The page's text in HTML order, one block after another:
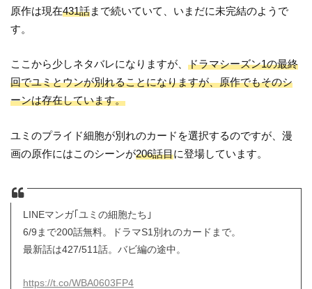
原作は現在431話まで続いていて、いまだに未完結のようで
す。
ここから少しネタバレになりますが、ドラマシーズン1の最終
回でユミとウンが別れることになりますが、原作でもそのシ
ーンは存在しています。
ユミのプライド細胞が別れのカードを選択するのですが、漫
画の原作にはこのシーンが206話目に登場しています。
LINEマンガ｢ユミの細胞たち｣
6/9まで200話無料。ドラマS1別れのカードまで。
最新話は427/511話。バビ編の途中。
https://t.co/WBA0603FP4